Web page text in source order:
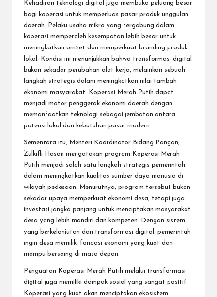
Kehadiran teknologi digital juga membuka peluang besar
bagi koperasi untuk memperluas pasar produk unggulan
daerah. Pelaku usaha mikro yang tergabung dalam
koperasi memperoleh kesempatan lebih besar untuk
meningkatkan omzet dan memperkuat branding produk
lokal. Kondisi ini menunjukkan bahwa transformasi digital
bukan sekadar perubahan alat kerja, melainkan sebuah
langkah strategis dalam meningkatkan nilai tambah
ekonomi masyarakat. Koperasi Merah Putih dapat
menjadi motor penggerak ekonomi daerah dengan
memanfaatkan teknologi sebagai jembatan antara
potensi lokal dan kebutuhan pasar modern.
Sementara itu, Menteri Koordinator Bidang Pangan,
Zulkifli Hasan mengatakan program Koperasi Merah
Putih menjadi salah satu langkah strategis pemerintah
dalam meningkatkan kualitas sumber daya manusia di
wilayah pedesaan. Menurutnya, program tersebut bukan
sekadar upaya memperkuat ekonomi desa, tetapi juga
investasi jangka panjang untuk menciptakan masyarakat
desa yang lebih mandiri dan kompeten. Dengan sistem
yang berkelanjutan dan transformasi digital, pemerintah
ingin desa memiliki fondasi ekonomi yang kuat dan
mampu bersaing di masa depan.
Penguatan Koperasi Merah Putih melalui transformasi
digital juga memiliki dampak sosial yang sangat positif.
Koperasi yang kuat akan menciptakan ekosistem